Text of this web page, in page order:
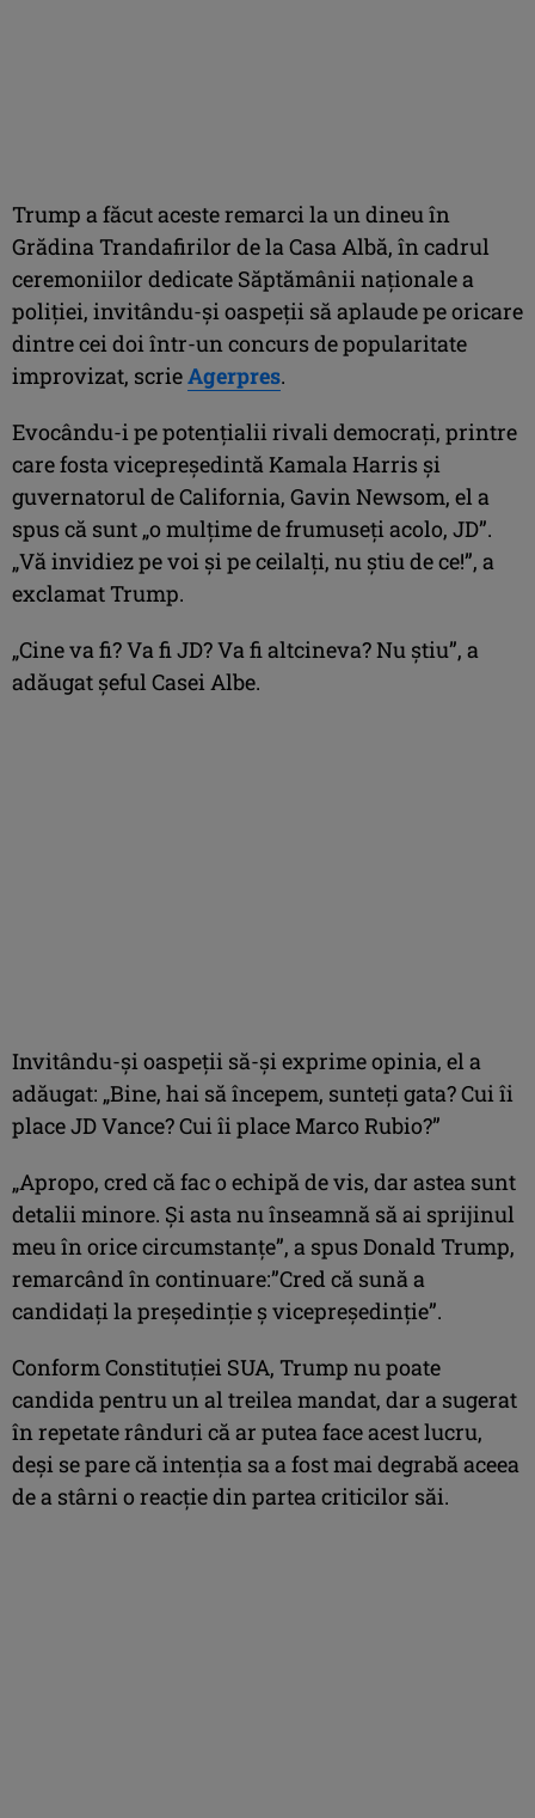
Trump a făcut aceste remarci la un dineu în
Grădina Trandafirilor de la Casa Albă, în cadrul
ceremoniilor dedicate Săptămânii naţionale a
poliţiei, invitându-şi oaspeţii să aplaude pe oricare
dintre cei doi într-un concurs de popularitate
improvizat, scrieAgerpres.
Evocându-i pe potenţialii rivali democraţi, printre
care fosta vicepreşedintă Kamala Harris şi
guvernatorul de California, Gavin Newsom, el a
spus că sunt „o mulţime de frumuseţi acolo, JD”.
„Vă invidiez pe voi şi pe ceilalţi, nu ştiu de ce!”, a
exclamat Trump.
„Cine va fi? Va fi JD? Va fi altcineva? Nu ştiu”, a
adăugat şeful Casei Albe.
Invitându-şi oaspeţii să-şi exprime opinia, el a
adăugat: „Bine, hai să începem, sunteţi gata? Cui îi
place JD Vance? Cui îi place Marco Rubio?”
„Apropo, cred că fac o echipă de vis, dar astea sunt
detalii minore. Şi asta nu înseamnă să ai sprijinul
meu în orice circumstanţe”, a spus Donald Trump,
remarcând în continuare:”Cred că sună a
candidaţi la preşedinţie ş vicepreşedinţie”.
Conform Constituţiei SUA, Trump nu poate
candida pentru un al treilea mandat, dar a sugerat
în repetate rânduri că ar putea face acest lucru,
deşi se pare că intenţia sa a fost mai degrabă aceea
de a stârni o reacţie din partea criticilor săi.